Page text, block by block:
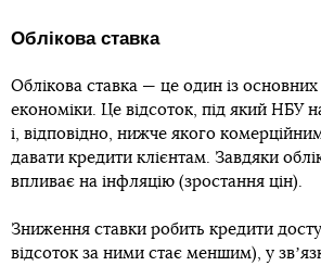
Облікова ставка
Облікова ставка — це один із основних
економіки. Це відсоток, під який НБУ
і, відповідно, нижче якого
давати кредити клієнтам. Завдяки
впливає на інфляцію (зростання цін).
Зниження ставки робить кредити
відсоток за ними стає меншим), у